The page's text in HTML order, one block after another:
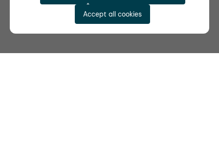
Accept all cookies